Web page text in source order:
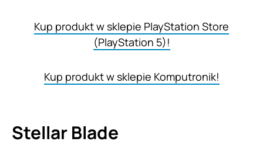
Kup produkt w sklepie PlayStation Store
(PlayStation 5)!
Kup produkt w sklepie Komputronik!
Stellar Blade